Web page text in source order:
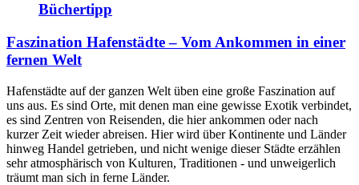
Büchertipp
Faszination Hafenstädte – Vom Ankommen in einer
fernen Welt
Hafenstädte auf der ganzen Welt üben eine große Faszination auf
uns aus. Es sind Orte, mit denen man eine gewisse Exotik verbindet,
es sind Zentren von Reisenden, die hier ankommen oder nach
kurzer Zeit wieder abreisen. Hier wird über Kontinente und Länder
hinweg Handel getrieben, und nicht wenige dieser Städte erzählen
sehr atmosphärisch von Kulturen, Traditionen - und unweigerlich
träumt man sich in ferne Länder.